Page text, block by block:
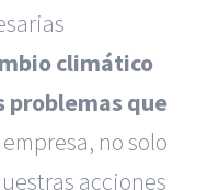
climático
problemas que
empresa, no solo
acciones